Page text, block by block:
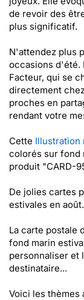
de revoir des
plus significatif.
N'attendez plus
occasions d'été.
Facteur, qui se
directement
proches en
rendant votre
Cette Illustration
colorés sur fond
produit "CARD-
De jolies cartes
estivales en
La carte postale
fond marin
personnaliser et
destinataire...
Voici les thèmes